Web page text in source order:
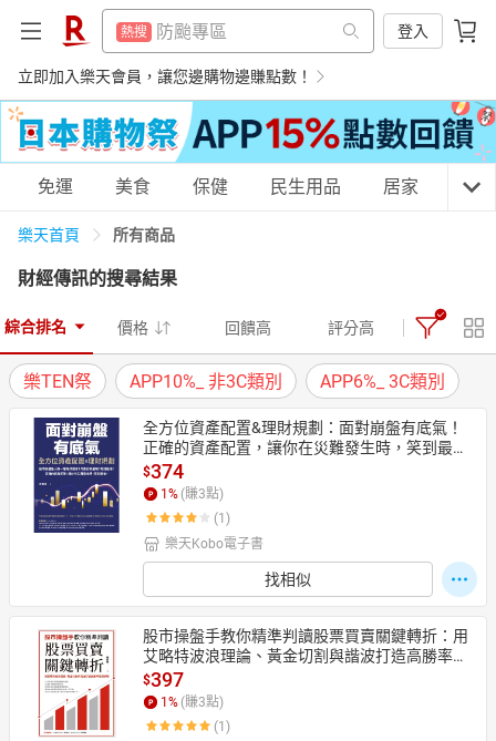
熱搜 防颱專區
熱搜 賺點樂翻天
熱搜 電動牙刷
熱搜 筆記型電腦
點數10%
熱搜 熱門飯店推薦
登入
立即加入樂天會員，讓您邊購物邊賺點數！
熱搜 賺點樂翻天
電動牙刷
熱搜 筆記型電腦
熱搜 行動電源
熱搜 電冰箱
熱搜 床墊
熱搜 點數10%
熱搜 熱門飯店推薦
購物網分類
居家生活 3C家電 運動休閒 親子玩具
女裝 男裝
HOT
免運 美食 保健 民生用品 居家 3C
樂天首頁 所有商品
財經傳訊的搜尋結果
綜合排名 價格 回饋高 評分高
樂TEN祭 APP10%_ 非3C類別 APP6%_ 3C類別
全方位資產配置&理財規劃：面對崩盤有底氣！
正確的資產配置，讓你在災難發生時，笑到最
後！【電子書】
$374
1 % (賺3點)
(1)
樂天Kobo電子書
找相似
股市操盤手教你精準判讀股票買賣關鍵轉折：用
艾略特波浪理論、黃金切割與諧波打造高勝率投
資系統【電子書】
$397
1 % (賺3點)
(1)